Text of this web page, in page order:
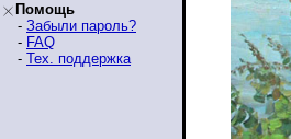
Помощь
- Забыли пароль?
- FAQ
- Тех. поддержка